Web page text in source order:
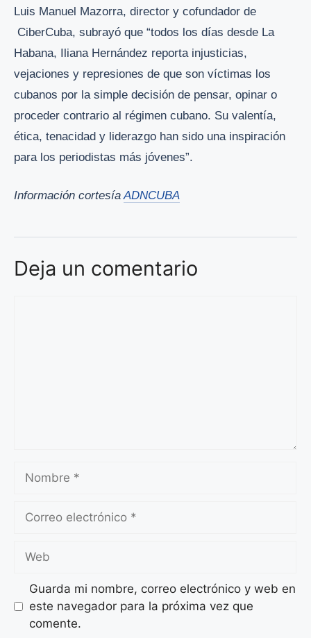
Luis Manuel Mazorra, director y cofundador de
CiberCuba, subrayó que “todos los días desde La
Habana, Iliana Hernández reporta injusticias,
vejaciones y represiones de que son víctimas los
cubanos por la simple decisión de pensar, opinar o
proceder contrario al régimen cubano. Su valentía,
ética, tenacidad y liderazgo han sido una inspiración
para los periodistas más jóvenes”.
Información cortesíaADNCUBA
Deja un comentario
Nombre
Correo
Web
Guarda mi nombre, correo electrónico y web en
este navegador para la próxima vez que
comente.